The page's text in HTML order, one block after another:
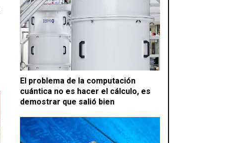
El problema de la computación
cuántica no es hacer el cálculo, es
demostrar que salió bien